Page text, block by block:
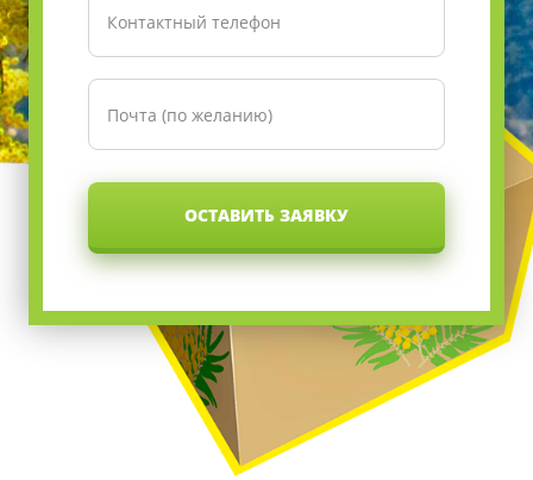
ОСТАВИТЬ ЗАЯВКУ